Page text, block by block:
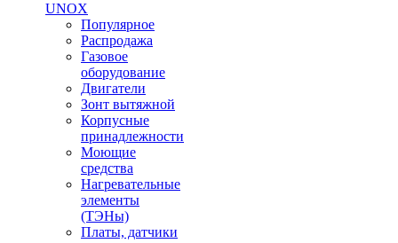
UNOX
Популярное
Распродажа
Газовое
оборудование
Двигатели
Зонт вытяжной
Корпусные
принадлежности
Моющие
средства
Нагревательные
элементы
(ТЭНы)
Платы, датчики